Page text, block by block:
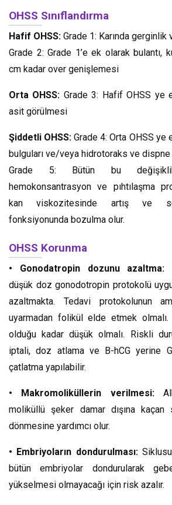
OHSS Sınıflandırma
Hafif OHSS: Grade 1: Karında gerginlik
Grade 2: Grade 1’e ek olarak bulantı,
cm kadar over genişlemesi
Orta OHSS: Grade 3: Hafif OHSS ye
asit görülmesi
Şiddetli OHSS: Grade 4: Orta OHSS
bulguları ve/veya hidrotoraks ve dispne
Grade 5: Bütün bu
hemokonsantrasyon ve pıhtılaşma
kan viskozitesinde artış ve
fonksiyonunda bozulma olur.
OHSS Korunma
• Gonodatropin dozunu azaltma:
düşük doz gonodotropin protokolü
azaltmakta. Tedavi protokolunun
uyarmadan folikül elde etmek
olduğu kadar düşük olmalı. Riskli
iptali, doz atlama ve B-hCG yerine
çatlatma yapılabilir.
• Makromoliküllerin verilmesi:
moliküllü şeker damar dışına kaçan
dönmesine yardımcı olur.
• Embriyoların dondurulması:
bütün embriyolar dondurularak
yükselmesi olmayacağı için risk azalır.